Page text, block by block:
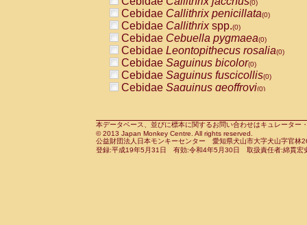
PitheciidaePithecia pithecia(0)
CercopithecidaeCercocebus agilis
CercopithecidaeCercocebus
CercopithecidaeCercocebus
CercopithecidaeCercocebus
CercopithecidaeCercocebus
CercopithecidaeCercocebushybrid
CercopithecidaePapio anubis(0)
CercopithecidaePapio cynocephalus
CercopithecidaePapio hamadryas(0)
(0)
Cebidae Callithrix penicillata(0)
Cebidae Callithrixspp.(0)
Cebidae Cebuella pygmaea(0)
Cebidae Leontopithecus rosalia(0)
Cebidae Saguinus bicolor(0)
Cebidae Saguinus fuscicollis(0)
Cebidae Saguinus geoffroyi(0)
CebidaeSaguinus leucopus(0)
CebidaeSaguinus midas(0)
Cebidae Saguinus mystax(0)
本データベース、並びに標本に関するお問い合わせはキュレータ
© 2013 Japan Monkey Centre. All rights reserved.
公益財団法人日本モンキーセンター 愛知県犬山市大字犬山字官
登録:平成19年5月31日 有効:令和4年5月30日 取扱責任者:綿貫宏